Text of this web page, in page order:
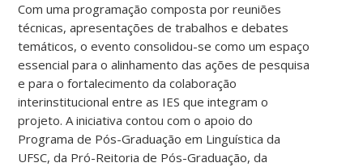
Com uma programação composta por reuniões
técnicas, apresentações de trabalhos e debates
temáticos, o evento consolidou-se como um espaço
essencial para o alinhamento das ações de pesquisa
e para o fortalecimento da colaboração
interinstitucional entre as IES que integram o
projeto. A iniciativa contou com o apoio do
Programa de Pós-Graduação em Linguística da
UFSC, da Pró-Reitoria de Pós-Graduação, da